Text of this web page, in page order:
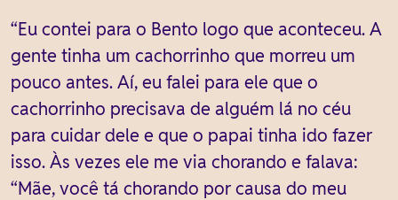
“Eu contei para o Bento logo que aconteceu. A
gente tinha um cachorrinho que morreu um
pouco antes. Aí, eu falei para ele que o
cachorrinho precisava de alguém lá no céu
para cuidar dele e que o papai tinha ido fazer
isso. Às vezes ele me via chorando e falava:
“Mãe, você tá chorando por causa do meu